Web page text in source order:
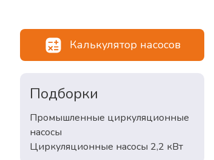
Калькулятор насосов
Подборки
Промышленные циркуляционные
насосы
Циркуляционные насосы 2,2 кВт